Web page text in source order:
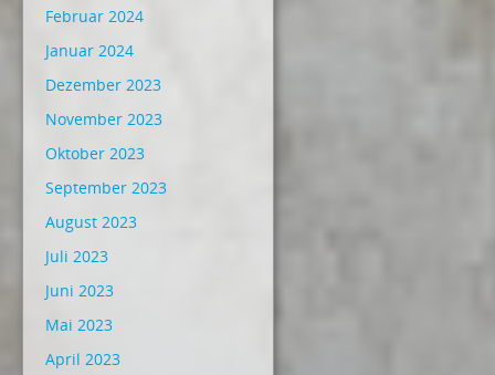
Februar 2024
Januar 2024
Dezember 2023
November 2023
Oktober 2023
September 2023
August 2023
Juli 2023
Juni 2023
Mai 2023
April 2023